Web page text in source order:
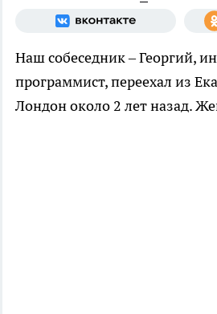
Наш собеседник – Георгий,
программист, переехал из
Лондон около 2 лет назад.